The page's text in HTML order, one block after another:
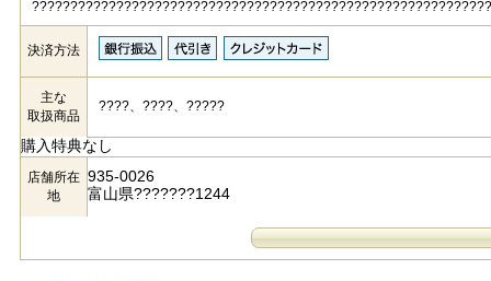
決済方法
主な
取扱商品
????、????、?????
購入特典なし
店舗所在
地
935-0026
富山県???????1244